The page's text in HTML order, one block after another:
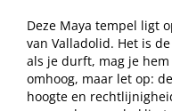
Deze Maya tempel ligt
van Valladolid. Het is
als je durft, mag je
omhoog, maar let op:
hoogte en